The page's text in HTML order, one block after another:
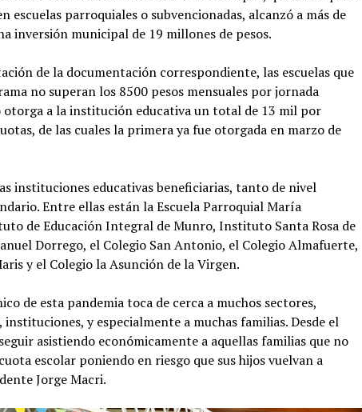
escuelas parroquiales o subvencionadas, alcanzó a más de
inversión municipal de 19 millones de pesos.
de la documentación correspondiente, las escuelas que
no superan los 8500 pesos mensuales por jornada
otorga a la institución educativa un total de 13 mil por
de las cuales la primera ya fue otorgada en marzo de
instituciones educativas beneficiarias, tanto de nivel
Entre ellas están la Escuela Parroquial María
de Educación Integral de Munro, Instituto Santa Rosa de
Dorrego, el Colegio San Antonio, el Colegio Almafuerte,
y el Colegio la Asunción de la Virgen.
de esta pandemia toca de cerca a muchos sectores,
y especialmente a muchas familias. Desde el
asistiendo económicamente a aquellas familias que no
escolar poniendo en riesgo que sus hijos vuelvan a
Jorge Macri.